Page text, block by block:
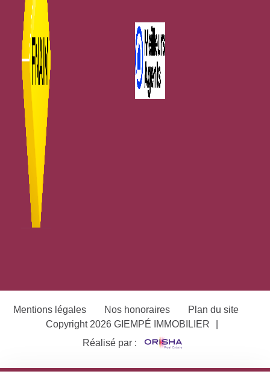
Mentions légales Nos honoraires
Plan du site
Copyright 2026 GIEMPÉ IMMOBILIER
Réalisé par :